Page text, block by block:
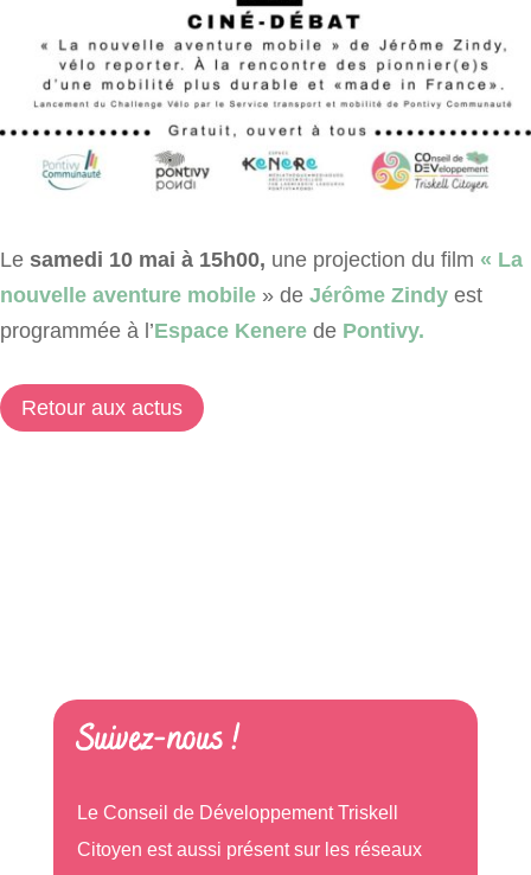
Le samedi 10 mai à 15h00, une projection du film « La
nouvelle aventure mobile » de Jérôme Zindy est
programmée à l’Espace Kenere de Pontivy.
Retour aux actus
Suivez-nous !
Le Conseil de Développement Triskell
Citoyen est aussi présent sur les réseaux